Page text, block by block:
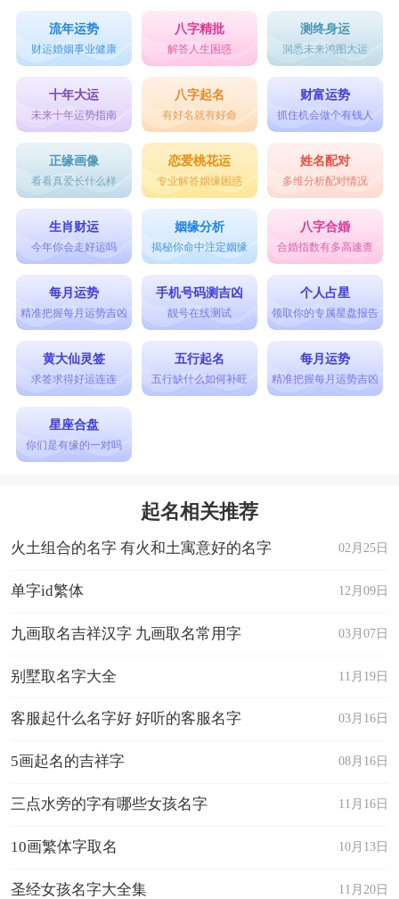
流年运势
财运婚姻事业健康
八字精批
解答人生困惑
测终身运
洞悉未来鸿图大运
十年大运
未来十年运势指南
八字起名
有好名就有好命
财富运势
抓住机会做个有钱人
正缘画像
看看真爱长什么样
恋爱桃花运
专业解答姻缘困惑
姓名配对
多维分析配对情况
生肖财运
今年你会走好运吗
姻缘分析
揭秘你命中注定姻缘
八字合婚
合婚指数有多高速查
每月运势
精准把握每月运势吉凶
手机号码测吉凶
靓号在线测试
个人占星
领取你的专属星盘报告
黄大仙灵签
求签求得好运连连
五行起名
五行缺什么如何补旺
每月运势
精准把握每月运势吉凶
星座合盘
你们是有缘的一对吗
起名相关推荐
02月25日
火土组合的名字 有火和土寓意好的名字
12月09日
单字id繁体
03月07日
九画取名吉祥汉字 九画取名常用字
11月19日
别墅取名字大全
03月16日
客服起什么名字好 好听的客服名字
08月16日
5画起名的吉祥字
11月16日
三点水旁的字有哪些女孩名字
10月13日
10画繁体字取名
11月20日
圣经女孩名字大全集